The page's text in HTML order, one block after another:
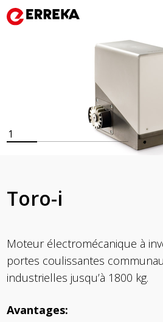
Toro-i
Moteur électromécanique à
portes coulissantes
industrielles jusqu’à 1800 kg.
Avantages:
1